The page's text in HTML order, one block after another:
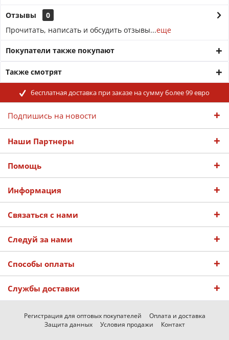
Отзывы
0
Прочитать, написать и обсудить отзывы...еще
Покупатели также покупают
Также смотрят
бесплатная доставка при заказе на сумму более 99 евро
Подпишись на новости
Наши Партнеры
Помощь
Информация
Связаться с нами
Следуй за нами
Способы оплаты
Службы доставки
Регистрация для оптовых покупателей
Оплата и доставка
Защита данных
Условия продажи Контакт